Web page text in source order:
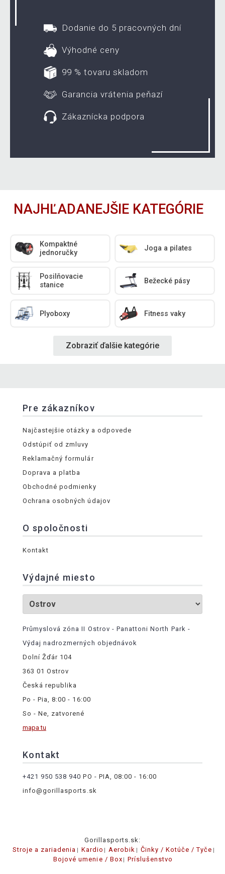
Dodanie do 5 pracovných dní
Výhodné ceny
99 % tovaru skladom
Garancia vrátenia peňazí
Zákaznícka podpora
NAJHĽADANEJŠIE KATEGÓRIE
Kompaktné
jednoručky
Joga a pilates
Posilňovacie
stanice
Bežecké pásy
Plyoboxy Fitness vaky
Zobraziť ďalšie kategórie
Pre zákazníkov
Najčastejšie otázky a odpovede
Odstúpiť od zmluvy
Reklamačný formulár
Doprava a platba
Obchodné podmienky
Ochrana osobných údajov
O spoločnosti
Kontakt
Výdajné miesto
Průmyslová zóna II Ostrov - Panattoni North Park -
Výdaj nadrozmerných objednávok
Dolní Žďár 104
363 01 Ostrov
Česká republika
Po - Pia, 8:00 - 16:00
So - Ne, zatvorené
mapa tu
Kontakt
+421 950 538 940 PO - PIA, 08:00 - 16:00
info@gorillasports.sk
Gorillasports.sk:
Stroje a zariadenia
Kardio Aerobik
Činky / Kotúče / Tyče
Bojové umenie / Box
Príslušenstvo